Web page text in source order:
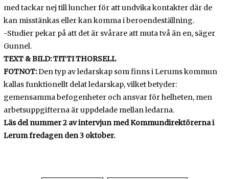
med tackar nej till luncher för att undvika kontakter där de
kan misstänkas eller kan komma i beroendeställning.
-Studier pekar på att det är svårare att muta två än en, säger
Gunnel.
TEXT & BILD: TITTI THORSELL
FOTNOT:Den typ av ledarskap som finns i Lerums kommun
kallas funktionellt delat ledarskap, vilket betyder:
gemensamma befogenheter och ansvar för helheten, men
arbetsuppgifterna är uppdelade mellan ledarna.
Läs del nummer 2 av intervjun med Kommundirektörerna i
Lerum fredagen den 3 oktober.